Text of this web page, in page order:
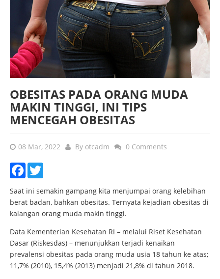
OBESITAS PADA ORANG MUDA
MAKIN TINGGI, INI TIPS
MENCEGAH OBESITAS
08 Mar, 2022 By otcadm 0 Comments
Facebook
Saat ini semakin gampang kita menjumpai orang kelebihan
berat badan, bahkan obesitas. Ternyata kejadian obesitas di
kalangan orang muda makin tinggi.
Data Kementerian Kesehatan RI – melalui Riset Kesehatan
Dasar (Riskesdas) – menunjukkan terjadi kenaikan
prevalensi obesitas pada orang muda usia 18 tahun ke atas;
11,7% (2010), 15,4% (2013) menjadi 21,8% di tahun 2018.